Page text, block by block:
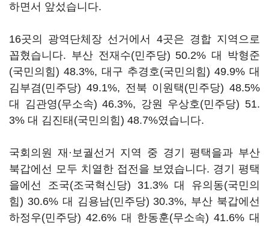
하면서 앞섰습니다.
16곳의 광역단체장 선거에서 4곳은 경합 지역으로
꼽혔습니다. 부산 전재수(민주당) 50.2% 대 박형준
(국민의힘) 48.3%, 대구 추경호(국민의힘) 49.9% 대
김부겸(민주당) 49.1%, 전북 이원택(민주당) 48.5%
대 김관영(무소속) 46.3%, 강원 우상호(민주당) 51.
3% 대 김진태(국민의힘) 48.7%였습니다.
국회의원 재·보궐선거 지역 중 경기 평택을과 부산
북갑에선 모두 치열한 접전을 보였습니다. 경기 평택
을에선 조국(조국혁신당) 31.3% 대 유의동(국민의
힘) 30.6% 대 김용남(민주당) 30.3%, 부산 북갑에선
하정우(민주당) 42.6% 대 한동훈(무소속) 41.6% 대